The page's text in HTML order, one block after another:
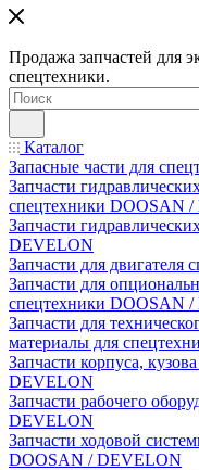
Продажа запчастей для
спецтехники.
Каталог
Запасные части для
Запчасти
спецтехники DOOSAN
Запчасти
DEVELON
Запчасти для
Запчасти для
спецтехники DOOSAN
Запчасти для
материалы для
Запчасти корпуса,
DEVELON
Запчасти рабочего
DEVELON
Запчасти ходовой
DOOSAN / DEVELON